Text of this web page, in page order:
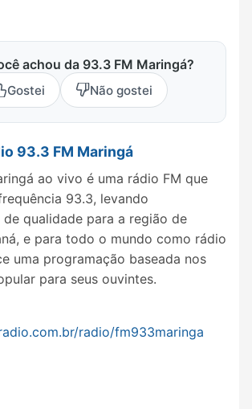
achou da 93.3 FM Maringá?
Gostei Não gostei
93.3 FM Maringá
ao vivo é uma rádio FM que
93.3, levando
qualidade para a região de
e para todo o mundo como rádio
uma programação baseada nos
para seus ouvintes.
radio/fm933maringa